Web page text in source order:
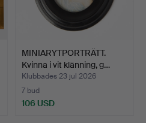
MINIARYTPORTRÄTT.
Kvinna i vit klänning, g…
Klubbades 23 jul 2026
7 bud
106 USD